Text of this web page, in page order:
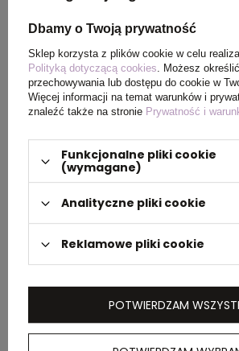
Rozmiar 9,7 x 1,4 x 6,2
PAKOWANIE
Ilość szt. w
kartonie
wewnętrznym
100
Wymiary
kartonu
zewnętrznego
38 x 33 x
kartonu
zewnętrznego
14,4
Dbamy o Twoją prywatność
Sklep korzysta z plików cookie w celu
Polityką dotyczącą cookies. Możesz
przechowywania lub dostępu do cookie w
Więcej informacji na temat warunków i
znaleźć także na stronie Prywatność i
Funkcjonalne pliki cookie
(wymagane)
Analityczne pliki cookie
Reklamowe pliki cookie
POTWIERDZAM